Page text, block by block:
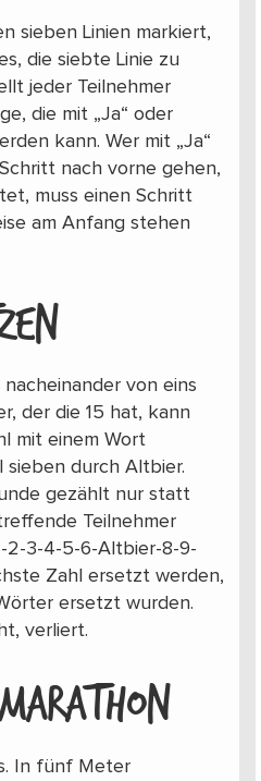
sieben Linien markiert,
die siebte Linie zu
jeder Teilnehmer
die mit „Ja“ oder
kann. Wer mit „Ja“
nach vorne gehen,
muss einen Schritt
am Anfang stehen
von eins
der die 15 hat, kann
mit einem Wort
sieben durch Altbier.
gezählt nur statt
Teilnehmer
2-3-4-5-6-Altbier-8-9-
Zahl ersetzt werden,
ersetzt wurden.
verliert.
In fünf Meter